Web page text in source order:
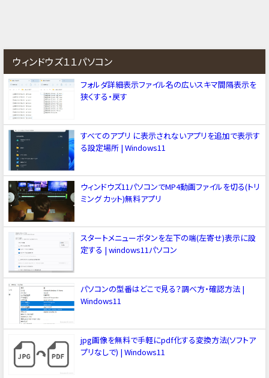
ウィンドウズ１１パソコン
フォルダ詳細表示ファイル名の広いスキマ間隔表示を
狭くする・戻す
すべてのアプリ に表示されないアプリを追加で表示す
る設定場所 | Windows11
ウィンドウズ11パソコンでMP4動画ファイルを切る(トリ
ミング カット)無料アプリ
スタートメニューボタンを左下の端(左寄せ)表示に設
定する | windows11パソコン
パソコンの型番はどこで見る？調べ方・確認方法 |
Windows11
jpg画像を無料で手軽にpdf化する変換方法(ソフトア
プリなしで) | Windows11